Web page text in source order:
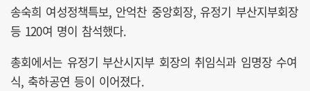
송숙희 여성정책특보, 안억찬 중앙회장, 유정기 부산지부회장
등 120여 명이 참석했다.
총회에서는 유정기 부산시지부 회장의 취임식과 임명장 수여
식, 축하공연 등이 이어졌다.